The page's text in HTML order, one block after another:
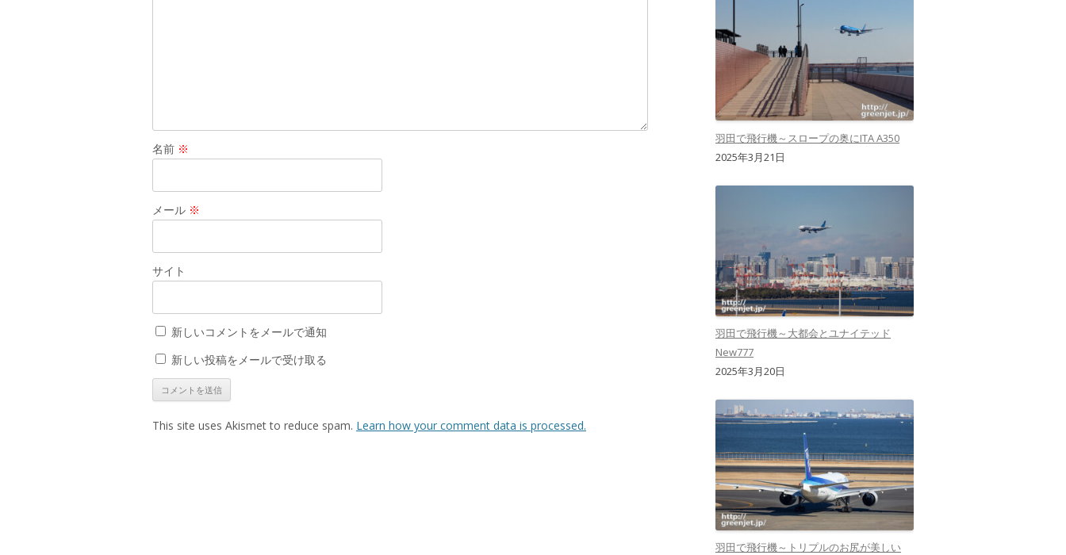
名前 ※
メール ※
サイト
新しいコメントをメールで通知
新しい投稿をメールで受け取る
This site uses Akismet to reduce spam. Learn how your comment data is processed.
羽田で飛行機～スロープの奥にITA A350
2025年3月21日
羽田で飛行機～大都会とユナイテッド
New777
2025年3月20日
羽田で飛行機～トリプルのお尻が美しい